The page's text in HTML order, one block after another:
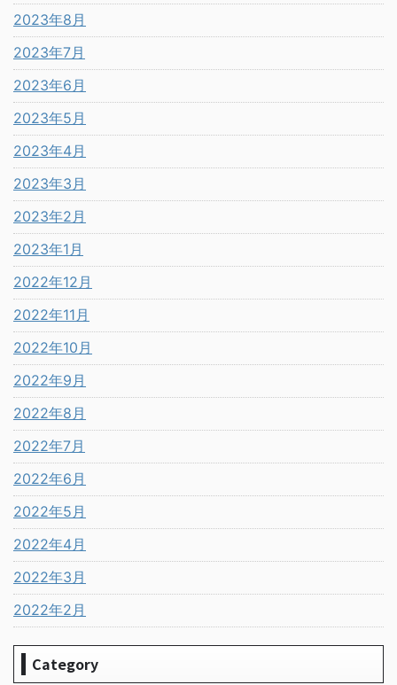
2023年8月
2023年7月
2023年6月
2023年5月
2023年4月
2023年3月
2023年2月
2023年1月
2022年12月
2022年11月
2022年10月
2022年9月
2022年8月
2022年7月
2022年6月
2022年5月
2022年4月
2022年3月
2022年2月
Category